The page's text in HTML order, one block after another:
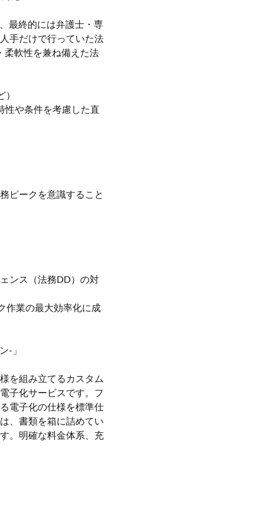
最終的には弁護士・専
手だけで行っていた法
柔軟性を兼ね備えた法
性や条件を考慮した直
ピークを意識すること
ンス（法務DD）の対
作業の最大効率化に成
-」
を組み立てるカスタム
子化サービスです。フ
電子化の仕様を標準仕
、書類を箱に詰めてい
。明確な料金体系、充